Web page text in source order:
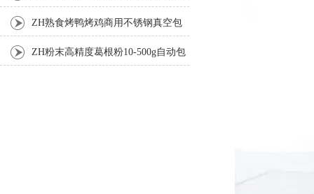
ZH熟食烤鸭烤鸡商用不锈钢真空包
装机 ZH粉末高精度葛根粉10-500g自动包